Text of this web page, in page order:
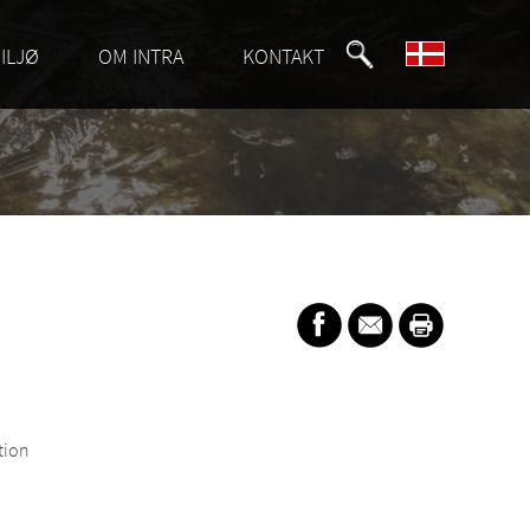
OM INTRA KONTAKT